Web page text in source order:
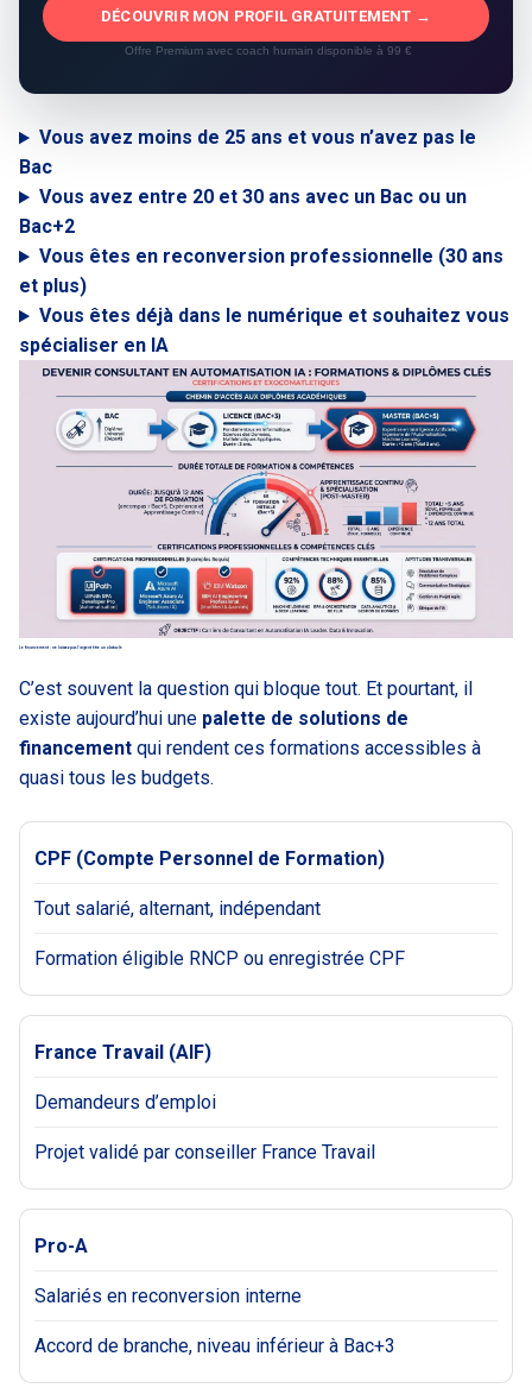
DÉCOUVRIR MON PROFIL GRATUITEMENT →
Offre Premium avec coach humain disponible à 99 €
Vous avez moins de 25 ans et vous n’avez pas le
Bac
Vous avez entre 20 et 30 ans avec un Bac ou un
Bac+2
Vous êtes en reconversion professionnelle (30 ans
et plus)
Vous êtes déjà dans le numérique et souhaitez vous
spécialiser en IA
Le financement : ne laissez pas l’argent être un obstacle
C’est souvent la question qui bloque tout. Et pourtant, il
existe aujourd’hui une palette de solutions de
financement qui rendent ces formations accessibles à
quasi tous les budgets.
CPF (Compte Personnel de Formation)
Tout salarié, alternant, indépendant
Formation éligible RNCP ou enregistrée CPF
France Travail (AIF)
Demandeurs d’emploi
Projet validé par conseiller France Travail
Pro-A
Salariés en reconversion interne
Accord de branche, niveau inférieur à Bac+3